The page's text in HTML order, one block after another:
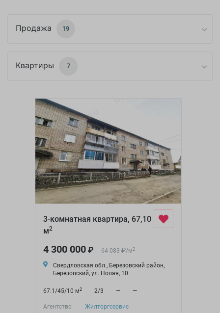
Продажа 19
Квартиры 7
3-комнатная квартира, 67,10
м2
4 300 000₽ 64 083 ₽/м2
Свердловская обл., Березовский район,
Березовский, ул. Новая, 10
67.1/45/10 м2 2/3 — —
Агентство Жилторгсервис